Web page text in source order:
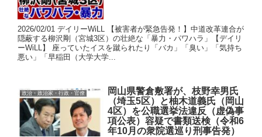
2026/02/01 デイリーWiLL 【被害者が緊急告発！】中道改革連合が
隠蔽する柳沢剛（宮城3区）の壮絶な「暴力・パワハラ」【デイリ
ーWiLL】 座っていたイスを蹴られたり「バカ」「臭い」「気持ち
悪い」「早稲田（大学大学...
政治・政治家・行政・官僚
岡山県警倉敷署が、枝野幸男氏
（埼玉5区）と柚木道義氏（岡山
4区）を公職選挙法違反（虚偽事
項公表）容疑で書類送検（令和6
年10月の衆院選巡り刑事告発）